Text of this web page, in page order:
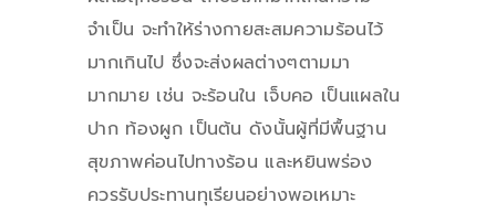
จำเป็น จะทำให้ร่างกายสะสมความร้อนไว้
มากเกินไป ซึ่งจะส่งผลต่างๆตามมา
มากมาย เช่น จะร้อนใน เจ็บคอ เป็นแผลใน
ปาก ท้องผูก เป็นต้น ดังนั้นผู้ที่มีพื้นฐาน
สุขภาพค่อนไปทางร้อน และหยินพร่อง
ควรรับประทานทุเรียนอย่างพอเหมาะ